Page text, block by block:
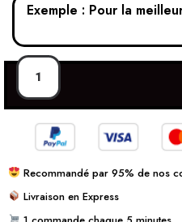
Recommandé par 95% de nos
Livraison en Express